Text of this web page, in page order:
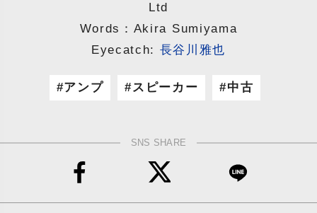
Ltd
Words：Akira Sumiyama
Eyecatch: 長谷川雅也
アンプ スピーカー 中古
SNS SHARE